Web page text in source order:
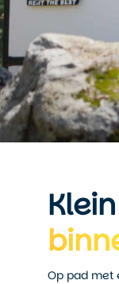
Op pad met